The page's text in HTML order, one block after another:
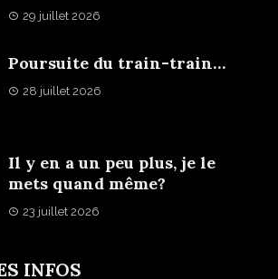
29 juillet 2026
Poursuite du train-train…
28 juillet 2026
Il y en a un peu plus, je le
mets quand même?
23 juillet 2026
INFOS